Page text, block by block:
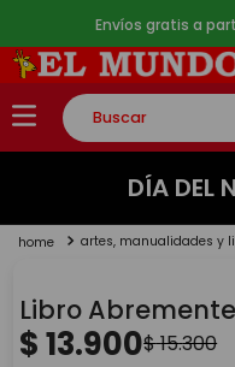
Envíos gratis a
Buscar
TÉRMINOS MÁS BUSCADOS
2.
lego
4.
monopatin
DÍA DEL
artes, manualidades y
Libro Abremente
$13.900$15.300